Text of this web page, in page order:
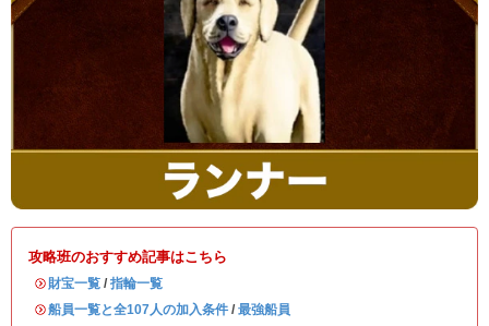
攻略班のおすすめ記事はこちら
・ 財宝一覧 / 指輪一覧
・船員一覧と全107人の加入条件 / 最強船員